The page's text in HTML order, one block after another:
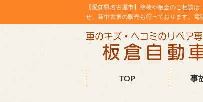
【愛知県名古屋市】塗装や板金のご相談
せ。新中古車の販売も行っております。
TOP 事